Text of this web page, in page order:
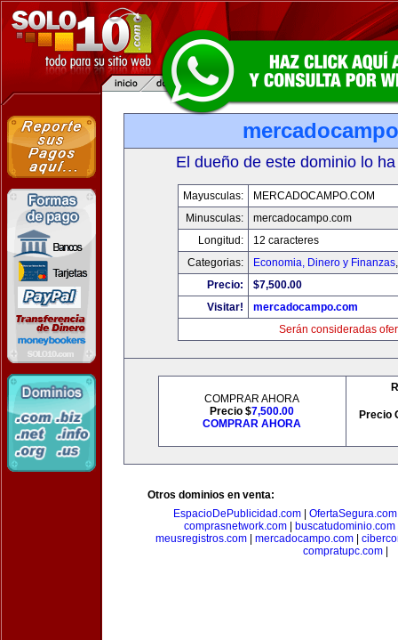
El dueño de este dominio lo
Mayusculas:
MERCADOCAMPO.COM
Minusculas:
mercadocampo.com
Longitud:
12 caracteres
Categorias:
Economia, Dinero y Finanzas
Precio:
$7,500.00
Visitar!
mercadocampo.com
Serán consideradas
COMPRAR AHORA
Precio $7,500.00
COMPRAR AHORA
Precio
Otros dominios en venta:
EspacioDePublicidad.com| OfertaSegura.com
comprasnetwork.com
buscatudominio.com
meusregistros.com| mercadocampo.com|
compratupc.com